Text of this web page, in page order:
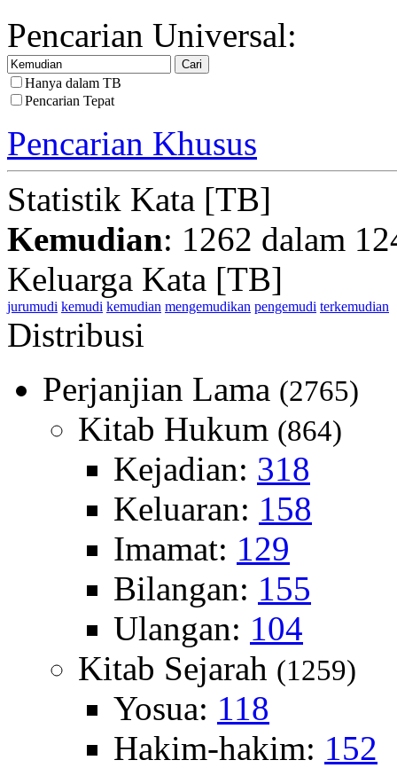
Pencarian Universal:
Hanya dalam TB
Pencarian Tepat
Pencarian Khusus
Statistik Kata [TB]
Kemudian: 1262 dalam
Keluarga Kata [TB]
jurumudi kemudi kemudian mengemudikan pengemudi terkemudian
Distribusi
Perjanjian Lama (2765)
Kitab Hukum (864)
Kejadian: 318
Keluaran: 158
Imamat: 129
Bilangan: 155
Ulangan: 104
Kitab Sejarah (1259)
Yosua: 118
Hakim-hakim: 152